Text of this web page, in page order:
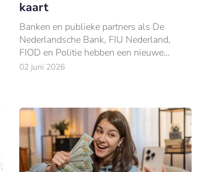
kaart
Banken en publieke partners als De
Nederlandsche Bank, FIU Nederland,
FIOD en Politie hebben een nieuwe
Financial Crime Threat Assessment
02 juni 2026